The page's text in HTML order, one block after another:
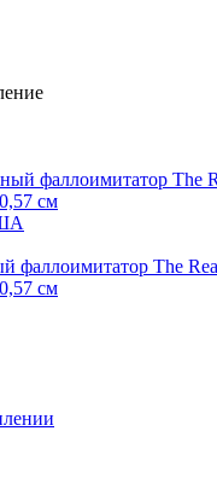
фаллоимитатор The
см